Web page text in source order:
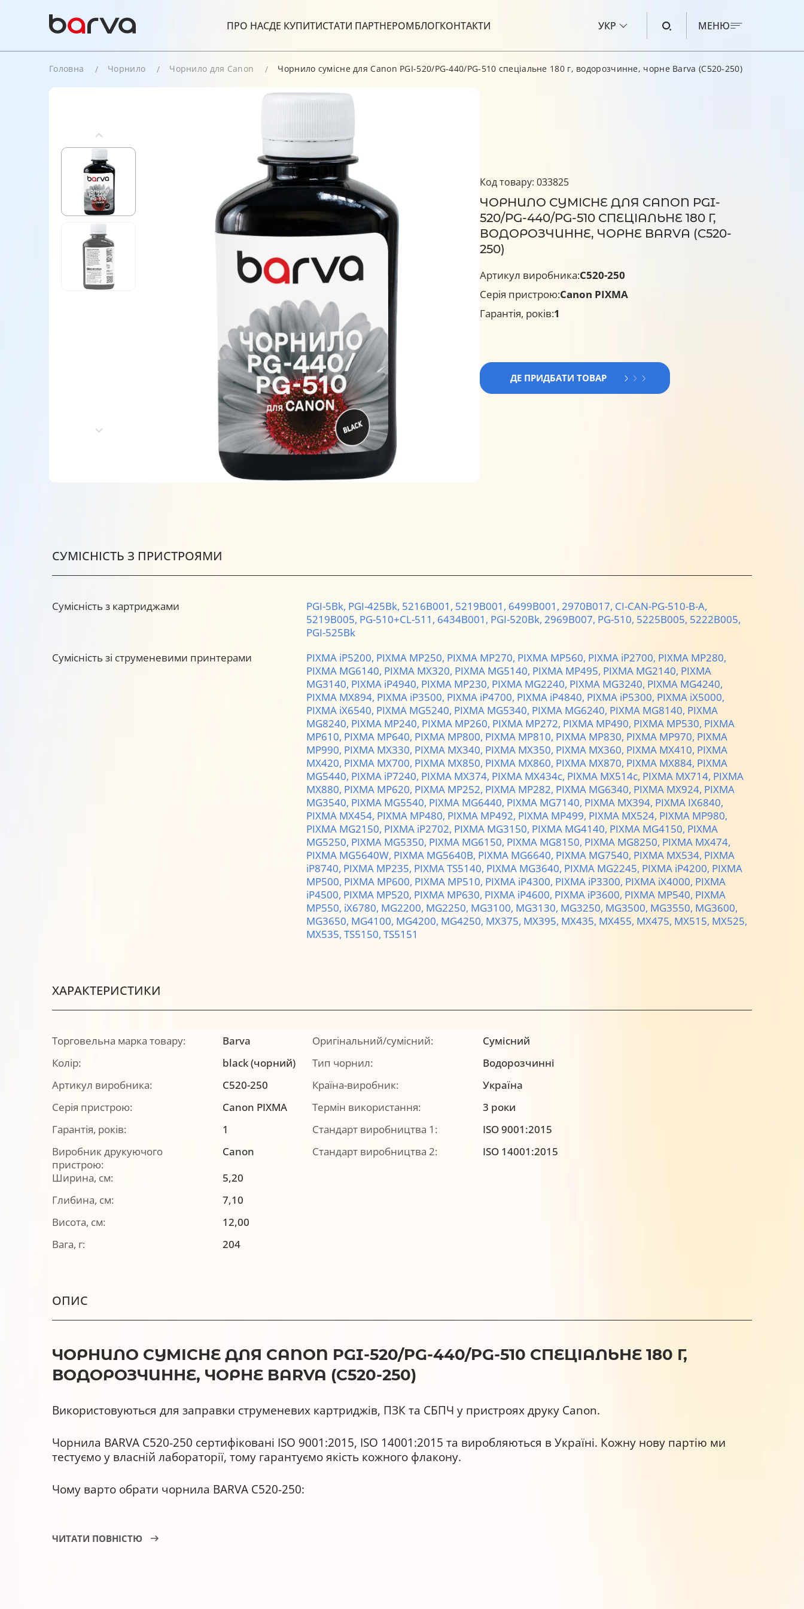
ПРО НАСДЕ КУПИТИСТАТИ ПАРТНЕРОМБЛОГКОНТАКТИ УКР МЕНЮ
Головна Чорнило Чорнило для Canon Чорнило сумісне для Canon PGI-520/PG-440/PG-510 спеціальне 180 г, водорозчинне, чорне Barva (C520-250)
Код товару: 033825
ЧОРНИЛО СУМІСНЕ ДЛЯ CANON PGI-
520/PG-440/PG-510 СПЕЦІАЛЬНЕ 180 Г,
ВОДОРОЗЧИННЕ, ЧОРНЕ BARVA (C520-
250)
Артикул виробника:C520-250
Серія пристрою:Canon PIXMA
Гарантія, років:1
ДЕ ПРИДБАТИ ТОВАР
СУМІСНІСТЬ З ПРИСТРОЯМИ
Сумісність з картриджами PGI-5Bk, PGI-425Bk, 5216B001, 5219B001, 6499B001, 2970B017, CI-CAN-PG-510-B-A,
5219B005, PG-510+CL-511, 6434B001, PGI-520Bk, 2969B007, PG-510, 5225B005, 5222B005,
PGI-525Bk
Сумісність зі струменевими принтерами
PIXMA iP5200, PIXMA MP250, PIXMA MP270, PIXMA MP560, PIXMA iP2700, PIXMA MP280,
PIXMA MG6140, PIXMA MX320, PIXMA MG5140, PIXMA MP495, PIXMA MG2140, PIXMA
MG3140, PIXMA iP4940, PIXMA MP230, PIXMA MG2240, PIXMA MG3240, PIXMA MG4240,
PIXMA MX894, PIXMA iP3500, PIXMA iP4700, PIXMA iP4840, PIXMA iP5300, PIXMA iX5000,
PIXMA iX6540, PIXMA MG5240, PIXMA MG5340, PIXMA MG6240, PIXMA MG8140, PIXMA
MG8240, PIXMA MP240, PIXMA MP260, PIXMA MP272, PIXMA MP490, PIXMA MP530, PIXMA
MP610, PIXMA MP640, PIXMA MP800, PIXMA MP810, PIXMA MP830, PIXMA MP970, PIXMA
MP990, PIXMA MX330, PIXMA MX340, PIXMA MX350, PIXMA MX360, PIXMA MX410, PIXMA
MX420, PIXMA MX700, PIXMA MX850, PIXMA MX860, PIXMA MX870, PIXMA MX884, PIXMA
MG5440, PIXMA iP7240, PIXMA MX374, PIXMA MX434с, PIXMA MX514c, PIXMA MX714, PIXMA
MX880, PIXMA MP620, PIXMA MP252, PIXMA MP282, PIXMA MG6340, PIXMA MX924, PIXMA
MG3540, PIXMA MG5540, PIXMA MG6440, PIXMA MG7140, PIXMA MX394, PIXMA IX6840,
PIXMA MX454, PIXMA MP480, PIXMA MP492, PIXMA MP499, PIXMA MX524, PIXMA MP980,
PIXMA MG2150, PIXMA iP2702, PIXMA MG3150, PIXMA MG4140, PIXMA MG4150, PIXMA
MG5250, PIXMA MG5350, PIXMA MG6150, PIXMA MG8150, PIXMA MG8250, PIXMA MX474,
PIXMA MG5640W, PIXMA MG5640B, PIXMA MG6640, PIXMA MG7540, PIXMA MX534, PIXMA
iP8740, PIXMA MP235, PIXMA TS5140, PIXMA MG3640, PIXMA MG2245, PIXMA iP4200, PIXMA
MP500, PIXMA MP600, PIXMA MP510, PIXMA iP4300, PIXMA iP3300, PIXMA iX4000, PIXMA
iP4500, PIXMA MP520, PIXMA MP630, PIXMA iP4600, PIXMA iP3600, PIXMA MP540, PIXMA
MP550, iX6780, MG2200, MG2250, MG3100, MG3130, MG3250, MG3500, MG3550, MG3600,
MG3650, MG4100, MG4200, MG4250, MX375, MX395, MX435, MX455, MX475, MX515, MX525,
MX535, TS5150, TS5151
ХАРАКТЕРИСТИКИ
Торговельна марка товару:
Barva
Колір:
black (чорний)
Артикул виробника:
C520-250
Серія пристрою:
Canon PIXMA
Гарантія, років:
1
Виробник друкуючого
пристрою:
Canon
Оригінальний/сумісний:
Сумісний
Тип чорнил:
Водорозчинні
Країна-виробник:
Україна
Термін використання:
3 роки
Стандарт виробництва 1:
ISO 9001:2015
Стандарт виробництва 2:
ISO 14001:2015
Ширина, см:
5,20
Глибина, см:
7,10
Висота, см:
12,00
Вага, г:
204
ОПИС
ЧОРНИЛО СУМІСНЕ ДЛЯ CANON PGI-520/PG-440/PG-510 СПЕЦІАЛЬНЕ 180 Г,
ВОДОРОЗЧИННЕ, ЧОРНЕ BARVA (C520-250)
Використовуються для заправки струменевих картриджів, ПЗК та СБПЧ у пристроях друку Canon.
Чорнила BARVA C520-250 сертифіковані ISO 9001:2015, ISO 14001:2015 та виробляються в Україні. Кожну нову партію ми
тестуємо у власній лабораторії, тому гарантуємо якість кожного флакону.
Чому варто обрати чорнила BARVA C520-250:
Вони сумісні з оригінальними чорнилами та аналогами будь-яких виробників.
ЧИТАТИ ПОВНІСТЮ